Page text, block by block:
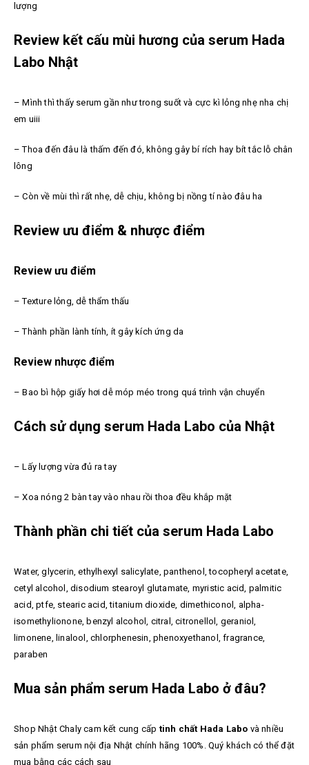
lượng
Review kết cấu mùi hương của serum Hada
Labo Nhật
– Mình thì thấy serum gần như trong suốt và cực kì lỏng nhẹ nha chị
em uiii
– Thoa đến đâu là thấm đến đó, không gây bí rích hay bít tắc lỗ chân
lông
– Còn về mùi thì rất nhẹ, dễ chịu, không bị nồng tí nào đâu ha
Review ưu điểm & nhược điểm
Review ưu điểm
– Texture lỏng, dễ thẩm thấu
– Thành phần lành tính, ít gây kích ứng da
Review nhược điểm
– Bao bì hộp giấy hơi dễ móp méo trong quá trình vận chuyển
Cách sử dụng serum Hada Labo của Nhật
– Lấy lượng vừa đủ ra tay
– Xoa nóng 2 bàn tay vào nhau rồi thoa đều khắp mặt
Thành phần chi tiết của serum Hada Labo
Water, glycerin, ethylhexyl salicylate, panthenol, tocopheryl acetate,
cetyl alcohol, disodium stearoyl glutamate, myristic acid, palmitic
acid, ptfe, stearic acid, titanium dioxide, dimethiconol, alpha-
isomethylionone, benzyl alcohol, citral, citronellol, geraniol,
limonene, linalool, chlorphenesin, phenoxyethanol, fragrance,
paraben
Mua sản phẩm serum Hada Labo ở đâu?
Shop Nhật Chaly cam kết cung cấp tinh chất Hada Labo và nhiều
sản phẩm serum nội địa Nhật chính hãng 100%. Quý khách có thể đặt
mua bằng các cách sau